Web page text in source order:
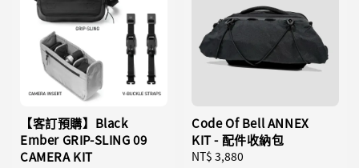
【客訂預購】Black
Ember GRIP-SLING 09
CAMERA KIT
Code Of Bell ANNEX
KIT - 配件收納包
Regular
NT$ 3,880